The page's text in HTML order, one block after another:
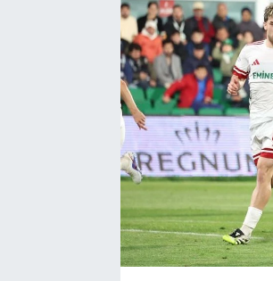
Kültür Sanat
Bilim ve Teknoloji